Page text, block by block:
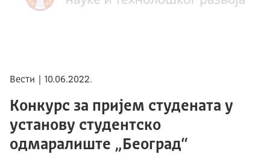
Вести | 10.06.2022.
Конкурс за пријем студената у
установу студентско
одмаралиште „Београд“